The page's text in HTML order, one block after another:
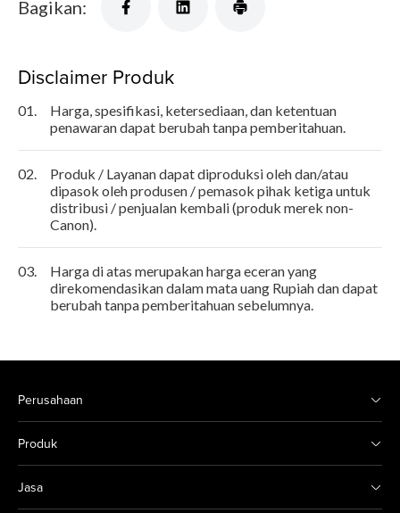
Bagikan:
Disclaimer Produk
01.
Harga, spesifikasi, ketersediaan, dan ketentuan
penawaran dapat berubah tanpa pemberitahuan.
02.
Produk / Layanan dapat diproduksi oleh dan/atau
dipasok oleh produsen / pemasok pihak ketiga untuk
distribusi / penjualan kembali (produk merek non-
Canon).
03.
Harga di atas merupakan harga eceran yang
direkomendasikan dalam mata uang Rupiah dan dapat
berubah tanpa pemberitahuan sebelumnya.
Perusahaan
Produk
Jasa